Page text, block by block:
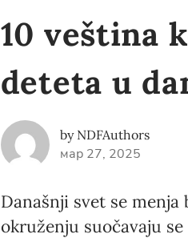
10 veština
deteta u
by NDFAuthors
мар 27, 2025
Današnji svet se
okruženju suočavaju